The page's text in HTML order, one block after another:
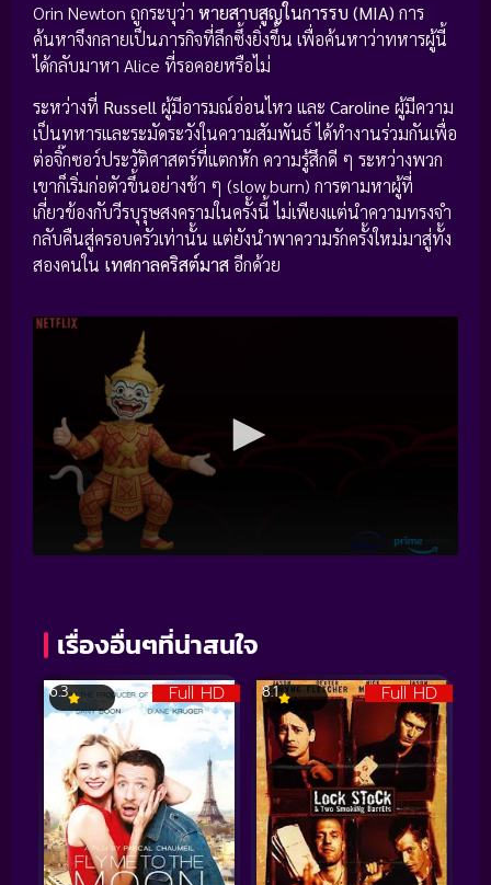
Orin Newton ถูกระบุว่า หายสาบสูญในการรบ (MIA) การ
ค้นหาจึงกลายเป็นภารกิจที่ลึกซึ้งยิ่งขึ้น เพื่อค้นหาว่าทหารผู้นี้
ได้กลับมาหา Alice ที่รอคอยหรือไม่
ระหว่างที่ Russellผู้มีอารมณ์อ่อนไหว และ Caroline ผู้มีความ
เป็นทหารและระมัดระวังในความสัมพันธ์ ได้ทำงานร่วมกันเพื่อ
ต่อจิ๊กซอว์ประวัติศาสตร์ที่แตกหัก ความรู้สึกดี ๆ ระหว่างพวก
เขาก็เริ่มก่อตัวขึ้นอย่างช้า ๆ (slow burn) การตามหาผู้ที่
เกี่ยวข้องกับวีรบุรุษสงครามในครั้งนี้ ไม่เพียงแต่นำความทรงจำ
กลับคืนสู่ครอบครัวเท่านั้น แต่ยังนำพาความรักครั้งใหม่มาสู่ทั้ง
สองคนใน เทศกาลคริสต์มาส อีกด้วย
เรื่องอื่นๆที่น่าสนใจ
Full HD
6.3 Full HD
8.1